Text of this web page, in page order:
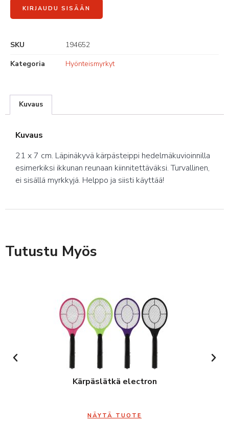
KIRJAUDU SISÄÄN
SKU
194652
Kategoria
Hyönteismyrkyt
Kuvaus
Kuvaus
21 x 7 cm. Läpinäkyvä kärpästeippi hedelmäkuvioinnilla
esimerkiksi ikkunan reunaan kiinnitettäväksi. Turvallinen,
ei sisällä myrkkyjä. Helppo ja siisti käyttää!
Tutustu Myös
Kärpäslätkä electron
NÄYTÄ TUOTE